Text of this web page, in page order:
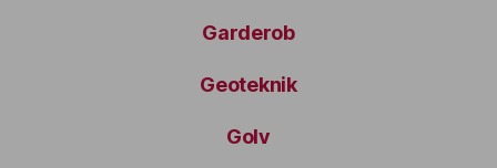
Garderob
Geoteknik
Golv